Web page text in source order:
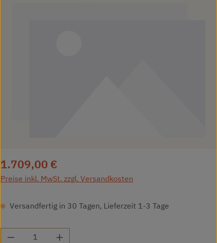
Regulärer Preis:
1.709,00 €
Preise inkl. MwSt. zzgl. Versandkosten
Versandfertig in 30 Tagen, Lieferzeit 1-3 Tage
Produkt Anzahl: Gib den gewünschten